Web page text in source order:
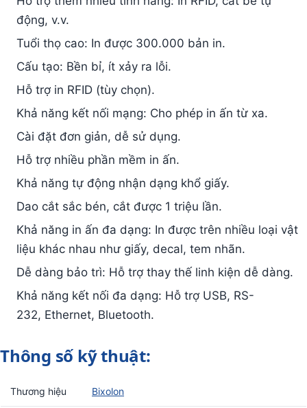
động, v.v.
Tuổi thọ cao: In được 300.000 bản in.
Cấu tạo: Bền bỉ, ít xảy ra lỗi.
Hỗ trợ in RFID (tùy chọn).
Khả năng kết nối mạng: Cho phép in ấn từ xa.
Cài đặt đơn giản, dễ sử dụng.
Hỗ trợ nhiều phần mềm in ấn.
Khả năng tự động nhận dạng khổ giấy.
Dao cắt sắc bén, cắt được 1 triệu lần.
Khả năng in ấn đa dạng: In được trên nhiều loại vật
liệu khác nhau như giấy, decal, tem nhãn.
Dễ dàng bảo trì: Hỗ trợ thay thế linh kiện dễ dàng.
Khả năng kết nối đa dạng: Hỗ trợ USB, RS-
232, Ethernet, Bluetooth.
Thông số kỹ thuật:
Thương hiệu Bixolon